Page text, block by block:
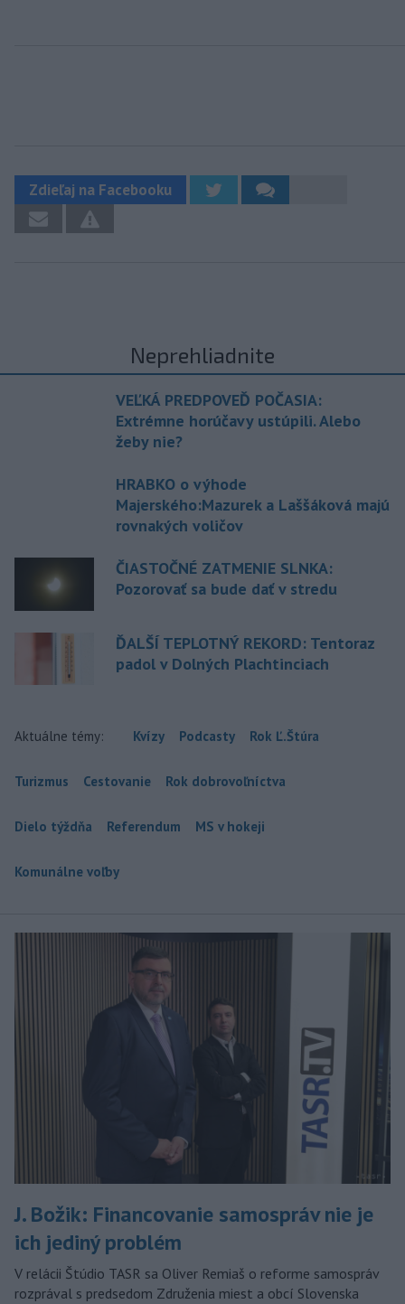
Zdieľaj na Facebooku
Neprehliadnite
VEĽKÁ PREDPOVEĎ POČASIA:
Extrémne horúčavy ustúpili. Alebo
žeby nie?
HRABKO o výhode
Majerského:Mazurek a Laššáková majú
rovnakých voličov
ČIASTOČNÉ ZATMENIE SLNKA:
Pozorovať sa bude dať v stredu
ĎALŠÍ TEPLOTNÝ REKORD: Tentoraz
padol v Dolných Plachtinciach
Aktuálne témy: Kvízy Podcasty Rok Ľ.Štúra
Turizmus Cestovanie Rok dobrovoľníctva
Dielo týždňa Referendum MS v hokeji
Komunálne voľby
J. Božik: Financovanie samospráv nie je
ich jediný problém
V relácii Štúdio TASR sa Oliver Remiaš o reforme samospráv
rozprával s predsedom Združenia miest a obcí Slovenska